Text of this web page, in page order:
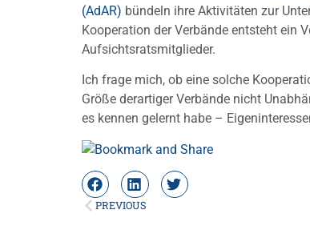
(AdAR) bündeln ihre Aktivitäten zur
Kooperation der Verbände entsteht ein
Aufsichtsratsmitglieder.
Ich frage mich, ob eine solche
Größe derartiger Verbände nicht
es kennen gelernt habe –
PREVIOUS